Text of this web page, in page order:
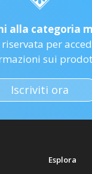
alla categoria
per
sui
Iscriviti ora
Esplora